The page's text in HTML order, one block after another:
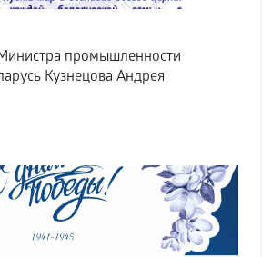
промышленности
Кузнецова Андрея